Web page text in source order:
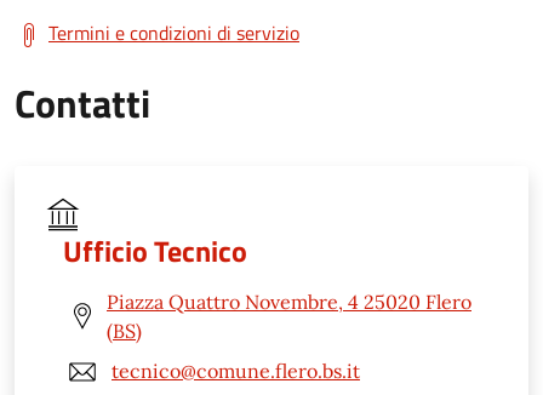
Termini e condizioni di servizio
Contatti
Ufficio Tecnico
Piazza Quattro Novembre, 4 25020 Flero
(BS)
tecnico@comune.flero.bs.it